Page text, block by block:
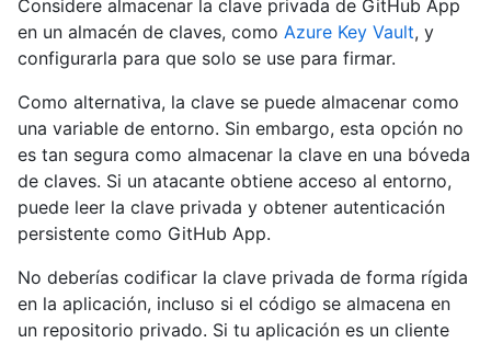
Considere almacenar la clave privada de GitHub App
en un almacén de claves, como Azure Key Vault, y
configurarla para que solo se use para firmar.
Como alternativa, la clave se puede almacenar como
una variable de entorno. Sin embargo, esta opción no
es tan segura como almacenar la clave en una bóveda
de claves. Si un atacante obtiene acceso al entorno,
puede leer la clave privada y obtener autenticación
persistente como GitHub App.
No deberías codificar la clave privada de forma rígida
en la aplicación, incluso si el código se almacena en
un repositorio privado. Si tu aplicación es un cliente